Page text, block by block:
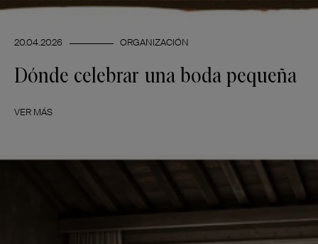
20.04.2026 ORGANIZACIÓN
Dónde celebrar una boda pequeña
VER MÁS